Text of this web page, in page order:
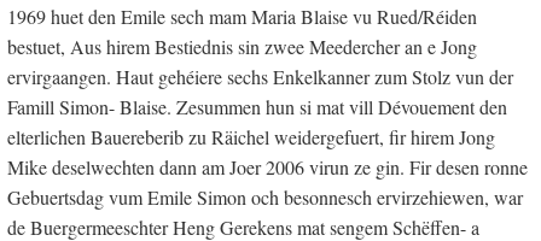
1969 huet den Emile sech mam Maria Blaise vu Rued/Réiden
bestuet, Aus hirem Bestiednis sin zwee Meedercher an e Jong
ervirgaangen. Haut gehéiere sechs Enkelkanner zum Stolz vun der
Famill Simon- Blaise. Zesummen hun si mat vill Dévouement den
elterlichen Bauereberib zu Räichel weidergefuert, fir hirem Jong
Mike deselwechten dann am Joer 2006 virun ze gin. Fir desen ronne
Gebuertsdag vum Emile Simon och besonnesch ervirzehiewen, war
de Buergermeeschter Heng Gerekens mat sengem Schëffen- a